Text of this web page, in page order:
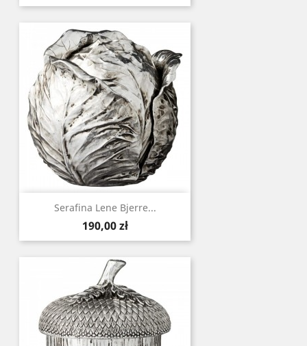
Serafina Lene Bjerre...
Cena
190,00 zł